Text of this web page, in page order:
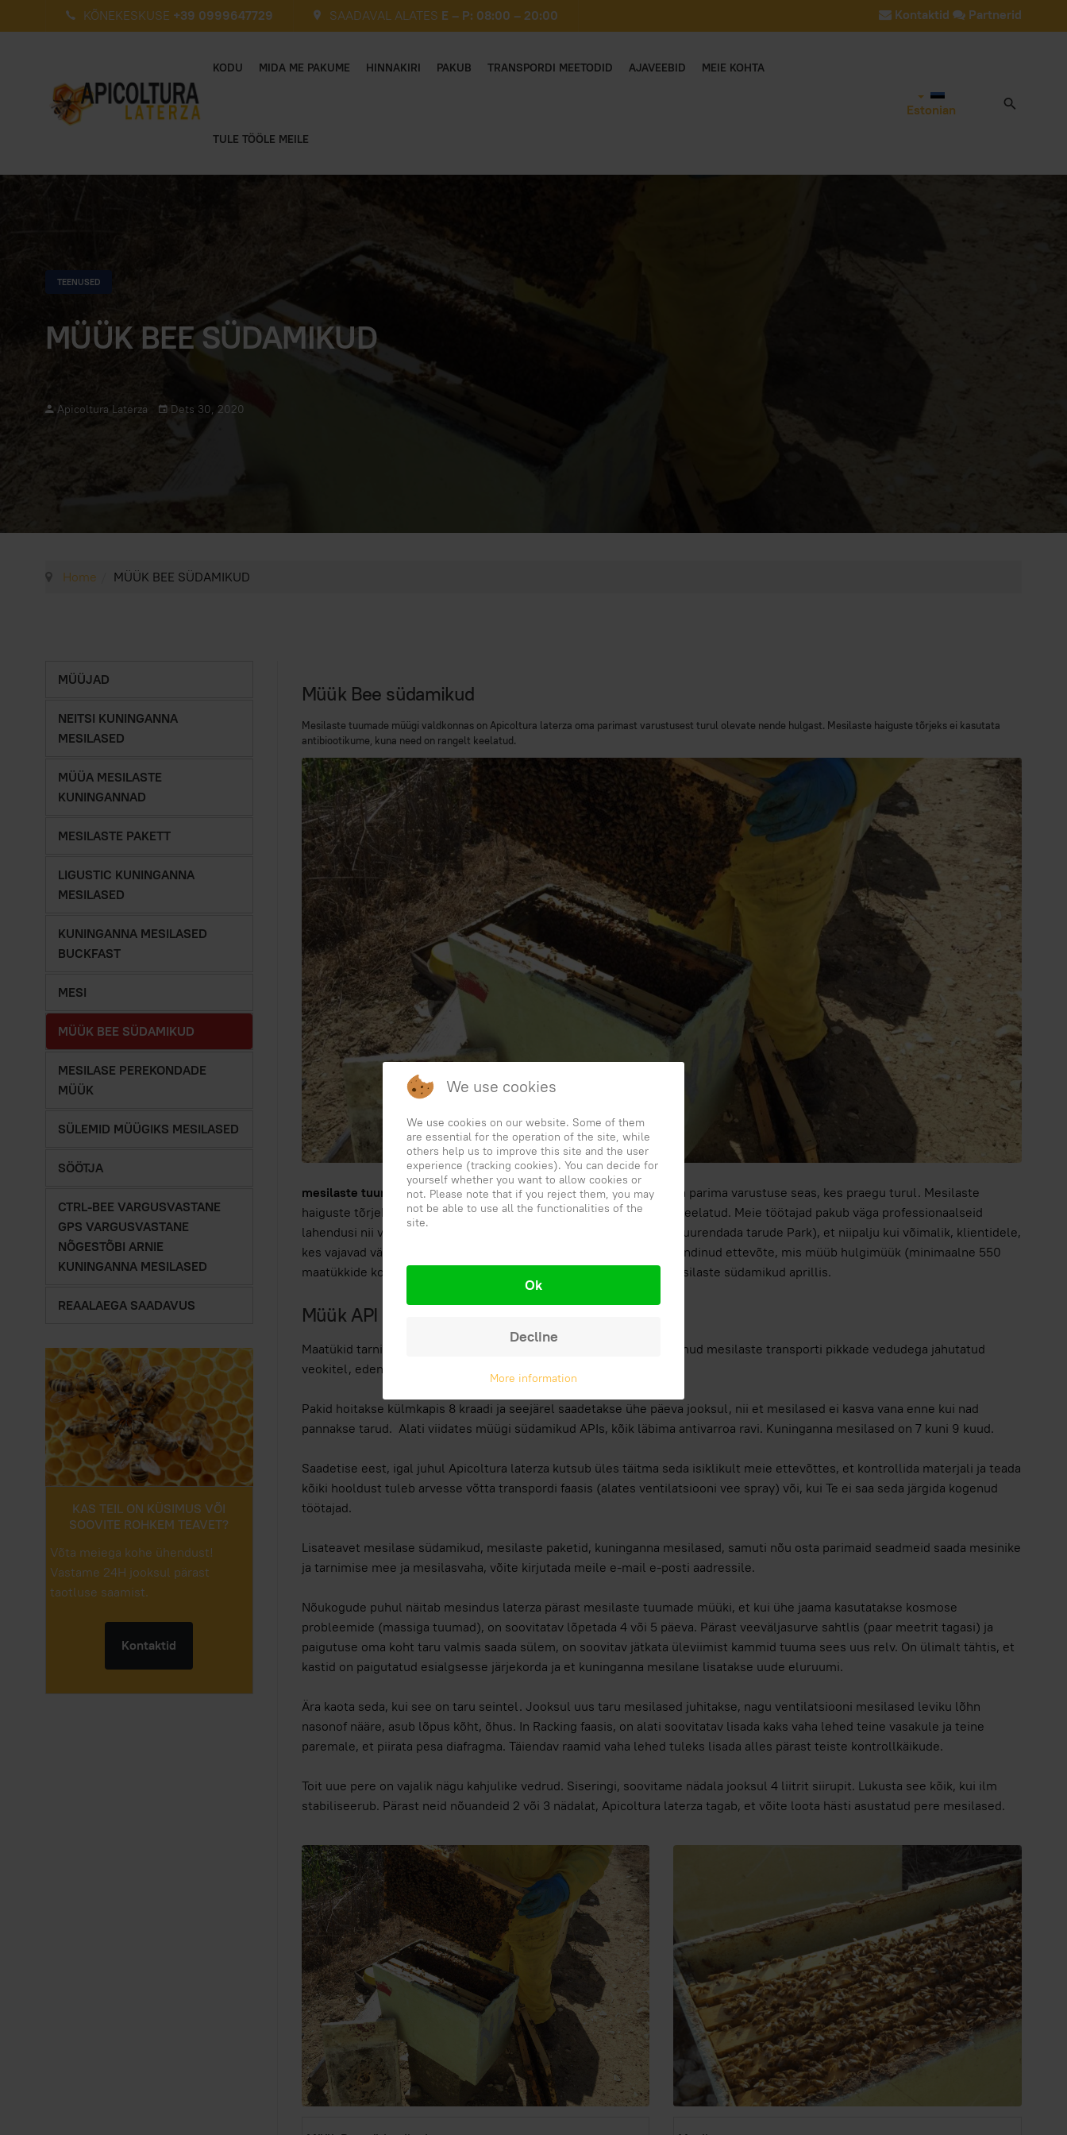
KÕNEKESKUSE +39 0999647729 SAADAVAL ALATES E – P: 08:00 – 20:00 Kontaktid Partnerid
KODU MIDA ME PAKUME HINNAKIRI PAKUB TRANSPORDI MEETODID AJAVEEBID MEIE KOHTA
TULE TÖÖLE MEILE
Estonian
TEENUSED
MÜÜK BEE SÜDAMIKUD
Apicoltura Laterza Dets 30, 2020
Home MÜÜK BEE SÜDAMIKUD
Müük Bee südamikud
Mesilaste tuumade müügi valdkonnas on Apicoltura laterza oma parimast varustusest turul olevate nende hulgast. Mesilaste haiguste tõrjeks ei kasutata
antibiootikume, kuna need on rangelt keelatud.
mesilaste tuumade müügivaldkonnasMesindus laterzaSee on oma parima varustuse seas, kes praegu turul. Mesilaste
haiguste tõrjeks ei kasutata antibiootikume, kuna need on rangelt keelatud. Meie töötajad pakub väga professionaalseid
lahendusi nii viidates B2B (abi apistic firmad vajavad suuri tarneid suurendada tarude Park), et niipalju kui võimalik, klientidele,
kes vajavad väikeste tellimuste. Täpsustame siiski, et me oleme sündinud ettevõte, mis müüb hulgimüük (minimaalne 550
maatükkide kohta tarne). Põhimõtteliselt algab Suusatamine ja mesilaste südamikud aprillis.
Müük API südamikud koos saadetise Euroopas.
Maatükid tarnitakse spetsiaalse sahtliga, kus traatvõrk on hõlbustanud mesilaste transporti pikkade vedudega jahutatud
veokitel, edendab soojuse vahetamist ja ventilatsiooni.
Pakid hoitakse külmkapis 8 kraadi ja seejärel saadetakse ühe päeva jooksul, nii et mesilased ei kasva vana enne kui nad
pannakse tarud. Alati viidates müügi südamikud APIs, kõik läbima antivarroa ravi. Kuninganna mesilased on 7 kuni 9 kuud.
Saadetise eest, igal juhul Apicoltura laterza kutsub üles täitma seda isiklikult meie ettevõttes, et kontrollida materjali ja teada
kõiki hooldust tuleb arvesse võtta transpordi faasis (alates ventilatsiooni vee spray) või, kui Te ei saa seda järgida kogenud
töötajad.
Lisateavet mesilase südamikud, mesilaste paketid, kuninganna mesilased, samuti nõu osta parimaid seadmeid saada mesinike
ja tarnimise mee ja mesilasvaha, võite kirjutada meile e-mail e-posti aadressile.
Nõukogude puhul näitab mesindus laterza pärast mesilaste tuumade müüki, et kui ühe jaama kasutatakse kosmose
probleemide (massiga tuumad), on soovitatav lõpetada 4 või 5 päeva. Pärast veeväljasurve sahtlis (paar meetrit tagasi) ja
paigutuse oma koht taru valmis saada sülem, on soovitav jätkata üleviimist kammid tuuma sees uus relv. On ülimalt tähtis, et
kastid on paigutatud esialgsesse järjekorda ja et kuninganna mesilane lisatakse uude eluruumi.
Ära kaota seda, kui see on taru seintel. Jooksul uus taru mesilased juhitakse, nagu ventilatsiooni mesilased leviku lõhn
nasonof nääre, asub lõpus kõht, õhus. In Racking faasis, on alati soovitatav lisada kaks vaha lehed teine vasakule ja teine
paremale, et piirata pesa diafragma. Täiendav raamid vaha lehed tuleks lisada alles pärast teiste kontrollkäikude.
Toit uue pere on vajalik nägu kahjulike vedrud. Siseringi, soovitame nädala jooksul 4 liitrit siirupit. Lukusta see kõik, kui ilm
stabiliseerub. Pärast neid nõuandeid 2 või 3 nädalat, Apicoltura laterza tagab, et võite loota hästi asustatud pere mesilased.
MÜÜJAD
NEITSI KUNINGANNA
MESILASED
MÜÜA MESILASTE
KUNINGANNAD
MESILASTE PAKETT
LIGUSTIC KUNINGANNA
MESILASED
KUNINGANNA MESILASED
BUCKFAST
MESI
MÜÜK BEE SÜDAMIKUD
MESILASE PEREKONDADE
MÜÜK
SÜLEMID MÜÜGIKS MESILASED
SÖÖTJA
CTRL-BEE VARGUSVASTANE
GPS VARGUSVASTANE
NÕGESTÕBI ARNIE
KUNINGANNA MESILASED
REAALAEGA SAADAVUS
KAS TEIL ON KÜSIMUS VÕI
SOOVITE ROHKEM TEAVET?
Võta meiega kohe ühendust!
Vastame 24H jooksul pärast
taotluse saamist.
Kontaktid
We use cookies
We use cookies on our website. Some of them
are essential for the operation of the site, while
others help us to improve this site and the user
experience (tracking cookies). You can decide for
yourself whether you want to allow cookies or
not. Please note that if you reject them, you may
not be able to use all the functionalities of the
site.
Ok
Decline
More information